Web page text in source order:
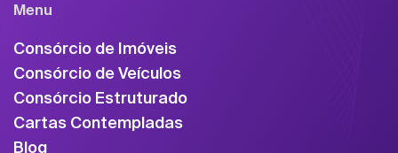
Menu
Consórcio de Imóveis
Consórcio de Veículos
Consórcio Estruturado
Cartas Contempladas
Blog